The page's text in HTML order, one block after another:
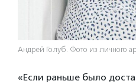
Андрей Голуб. Фото из личного
«Если раньше было